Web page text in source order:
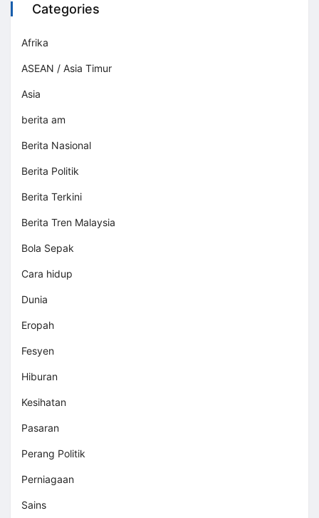
Categories
Afrika
ASEAN / Asia Timur
Asia
berita am
Berita Nasional
Berita Politik
Berita Terkini
Berita Tren Malaysia
Bola Sepak
Cara hidup
Dunia
Eropah
Fesyen
Hiburan
Kesihatan
Pasaran
Perang Politik
Perniagaan
Sains